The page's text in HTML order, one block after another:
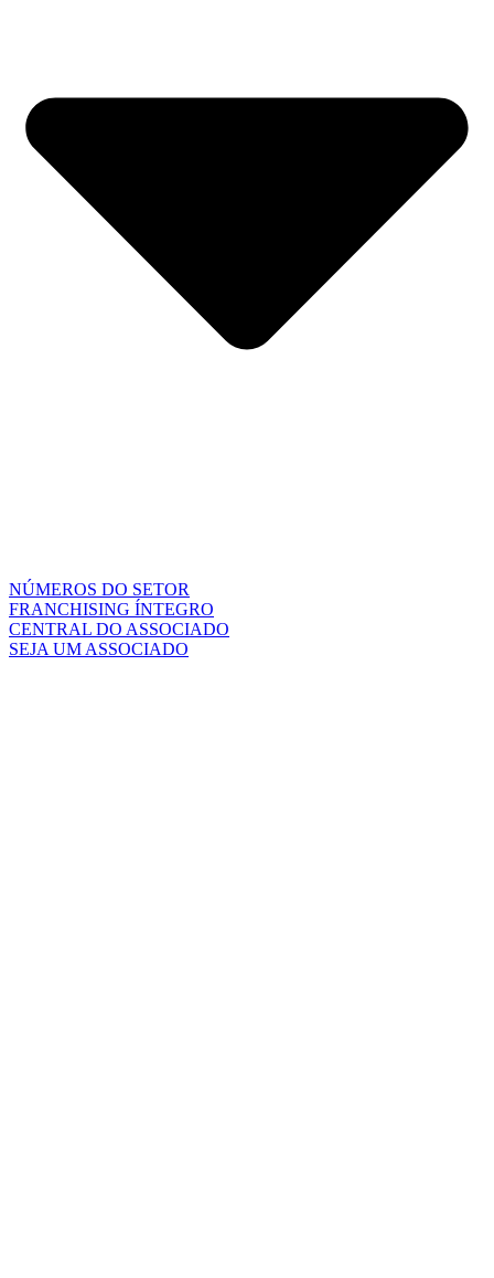
NÚMEROS DO SETOR
FRANCHISING ÍNTEGRO
CENTRAL DO ASSOCIADO
SEJA UM ASSOCIADO